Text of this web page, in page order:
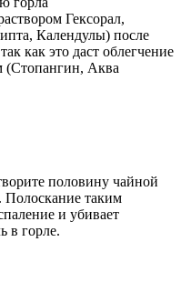
Гексорал,
Календулы) после
как это даст облегчение
(Стопангин, Аква
половину чайной
Полоскание таким
и убивает
в горле.